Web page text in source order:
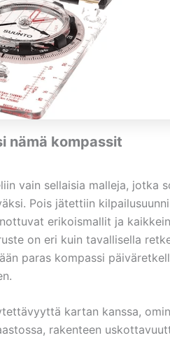
nämä kompassit
vain sellaisia malleja, jotka
Pois jätettiin
erikoismallit ja
on eri kuin tavallisella
paras kompassi
kartan kanssa,
rakenteen